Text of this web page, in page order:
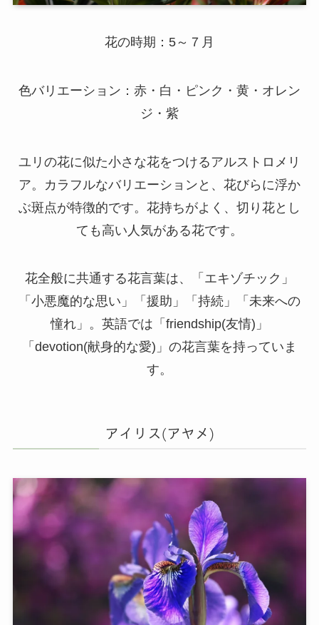
花の時期：5～７月
色バリエーション：赤・白・ピンク・黄・オレン
ジ・紫
ユリの花に似た小さな花をつけるアルストロメリ
ア。カラフルなバリエーションと、花びらに浮か
ぶ斑点が特徴的です。花持ちがよく、切り花とし
ても高い人気がある花です。
花全般に共通する花言葉は、「エキゾチック」
「小悪魔的な思い」「援助」「持続」「未来への
憧れ」。英語では「friendship(友情)」
「devotion(献身的な愛)」の花言葉を持っていま
す。
アイリス(アヤメ)